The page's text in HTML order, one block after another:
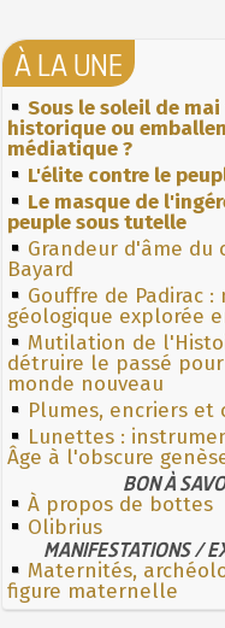
À LA UNE
Sous le soleil de mai
historique ou
médiatique ?
L'élite contre le
Le masque de
peuple sous tutelle
Grandeur d'âme du
Bayard
Gouffre de Padirac
géologique explorée
Mutilation de
détruire le passé
monde nouveau
Plumes, encriers et
Lunettes :
Âge à l'obscure
BON À
À propos de bottes
Olibrius
MANIFESTATIONS /
Maternités,
figure maternelle